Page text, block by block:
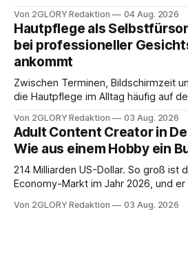
besitzt, loggt sich heute über das
Portal ein. Der klassische Arcor
Von 2GLORY Redaktion 04 Aug. 2026
Hautpflege als
bei professioneller
ankommt
Zwischen Terminen, Bildschirmzeit
die Hautpflege im Alltag häufig auf
Drogerie – mehr ist zeitlich oft nicht
Haut empfindlich auf Stress,
Umwelteinflüsse: Sie wirkt müde,
Unreinheiten. Professionelle
Von 2GLORY Redaktion 03 Aug. 2026
Adult Content Creator in
Wie aus einem Hobby ein
214 Milliarden US-Dollar. So groß ist
Economy-Markt im Jahr 2026, und
ist längst ein ernstzunehmender
Von 2GLORY Redaktion 03 Aug. 2026